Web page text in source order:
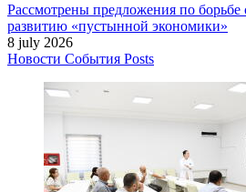
Рассмотрены предложения по
развитию «пустынной экономики»
8 july 2026
Новости События Posts